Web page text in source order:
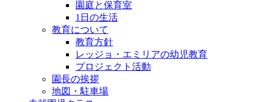
園庭と保育室
1日の生活
教育について
教育方針
レッジョ・エミリアの幼児教育
プロジェクト活動
園長の挨拶
地図・駐車場